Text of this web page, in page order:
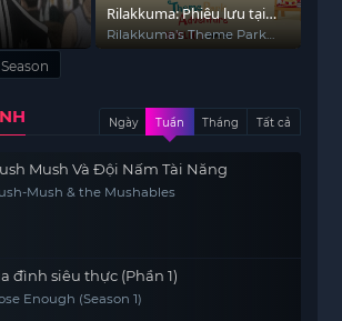
Rilakkuma: Phiêu lưu tại
công viên giải trí
Rilakkuma's Theme Park
Ngày Tuần Tháng Tất cả
Mush Và Đội Nấm Tài Năng
Mush & the Mushables
đình siêu thực (Phần 1)
Enough (Season 1)